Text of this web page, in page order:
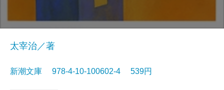
太宰治／著
新潮文庫 978-4-10-100602-4 539円